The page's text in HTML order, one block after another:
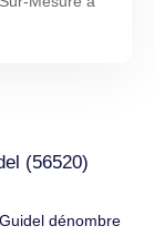
(56520)
dénombre